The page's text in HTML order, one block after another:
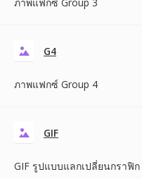
G4
ภาพแฟกซ์ Group 4
GIF
GIF รูปแบบแลกเปลี่ยนกราฟิก